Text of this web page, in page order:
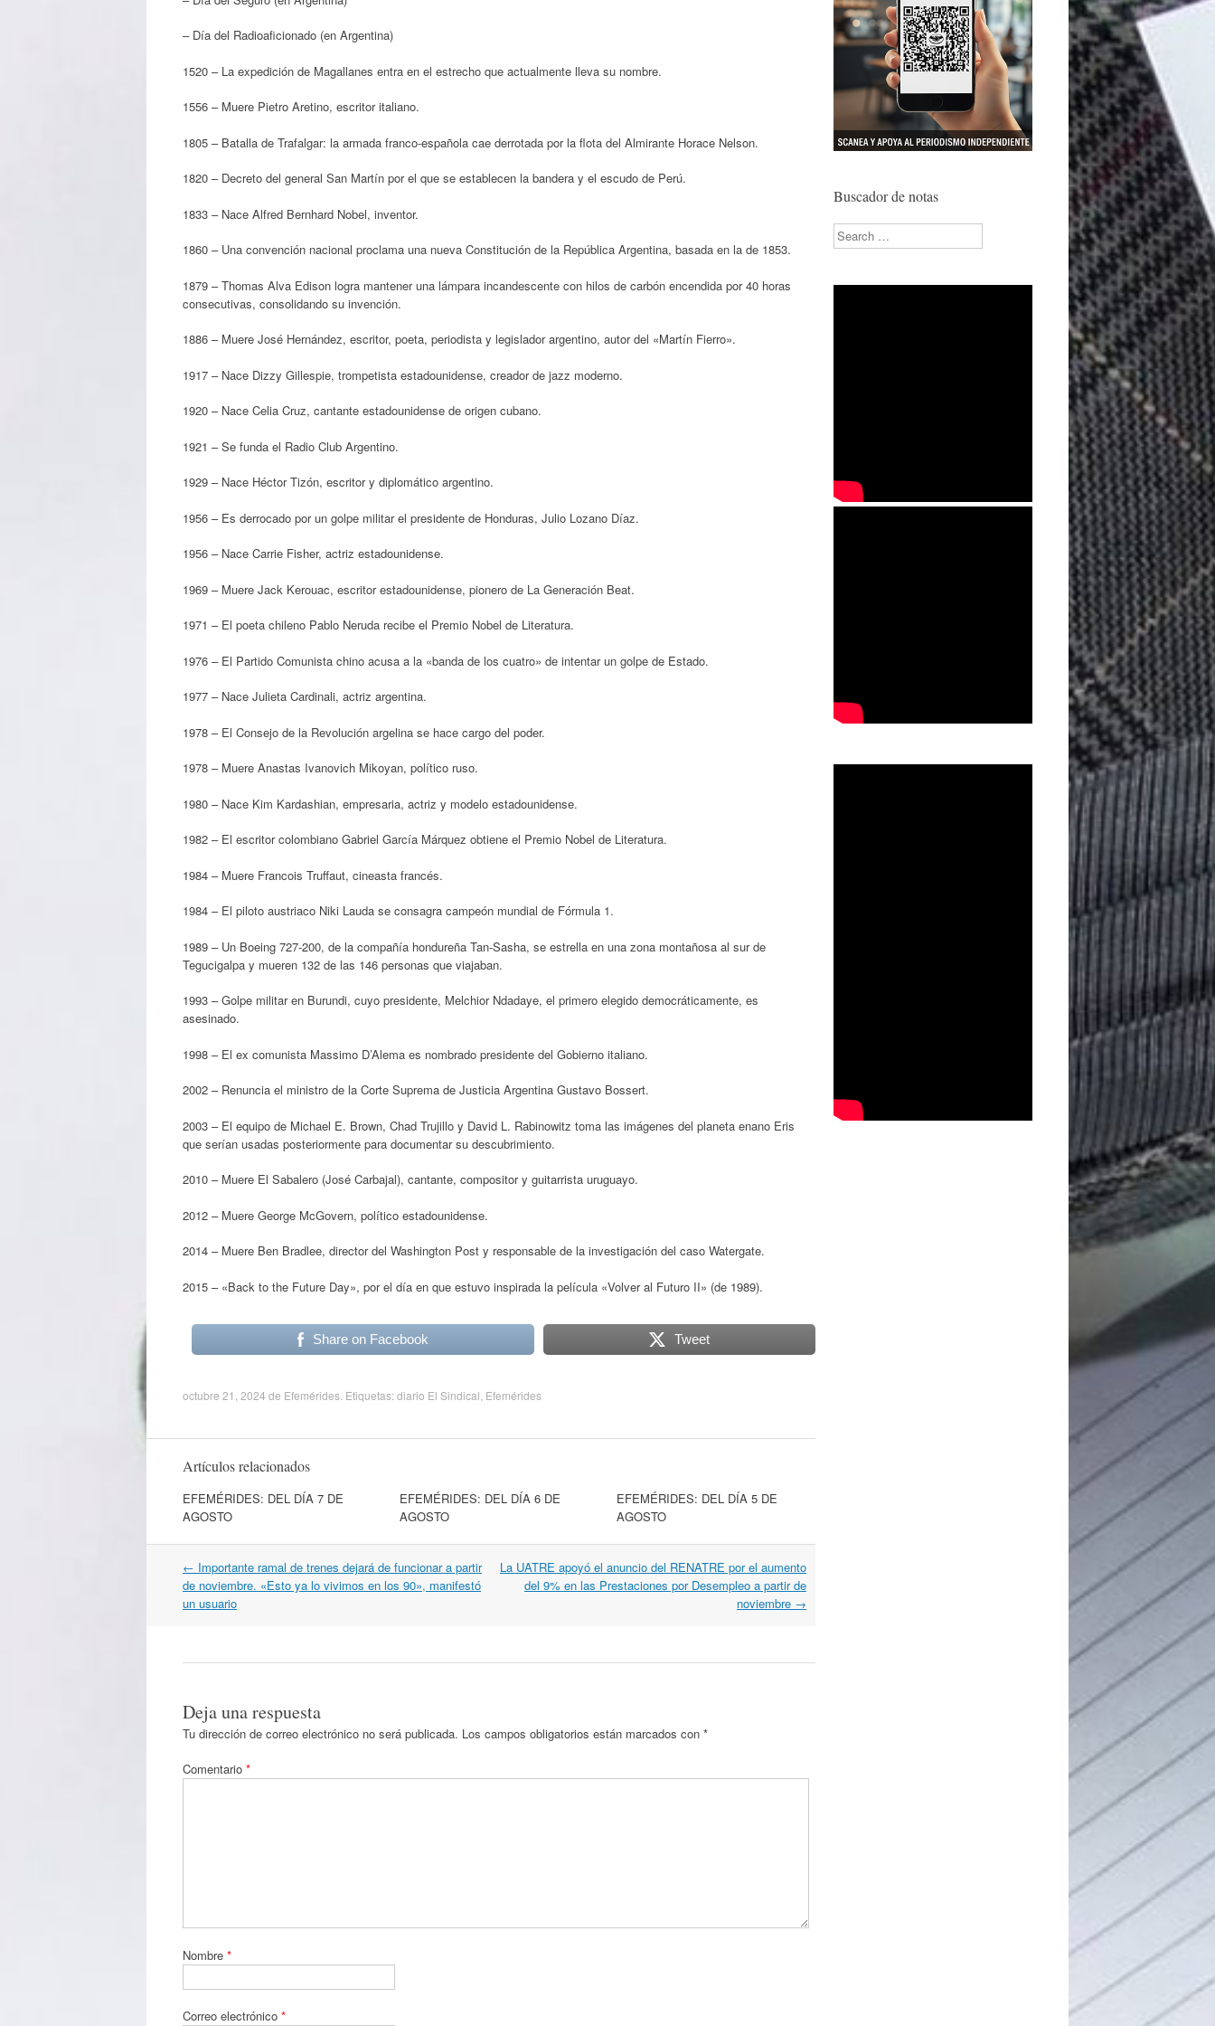
– Día del Radioaficionado (en Argentina)
1520 – La expedición de Magallanes entra en el estrecho que actualmente lleva su nombre.
1556 – Muere Pietro Aretino, escritor italiano.
1805 – Batalla de Trafalgar: la armada franco-española cae derrotada por la flota del Almirante Horace Nelson.
1820 – Decreto del general San Martín por el que se establecen la bandera y el escudo de Perú.
1833 – Nace Alfred Bernhard Nobel, inventor.
1860 – Una convención nacional proclama una nueva Constitución de la República Argentina, basada en la de 1853.
1879 – Thomas Alva Edison logra mantener una lámpara incandescente con hilos de carbón encendida por 40 horas
consecutivas, consolidando su invención.
1886 – Muere José Hernández, escritor, poeta, periodista y legislador argentino, autor del «Martín Fierro».
1917 – Nace Dizzy Gillespie, trompetista estadounidense, creador de jazz moderno.
1920 – Nace Celia Cruz, cantante estadounidense de origen cubano.
1921 – Se funda el Radio Club Argentino.
1929 – Nace Héctor Tizón, escritor y diplomático argentino.
1956 – Es derrocado por un golpe militar el presidente de Honduras, Julio Lozano Díaz.
1956 – Nace Carrie Fisher, actriz estadounidense.
1969 – Muere Jack Kerouac, escritor estadounidense, pionero de La Generación Beat.
1971 – El poeta chileno Pablo Neruda recibe el Premio Nobel de Literatura.
1976 – El Partido Comunista chino acusa a la «banda de los cuatro» de intentar un golpe de Estado.
1977 – Nace Julieta Cardinali, actriz argentina.
1978 – El Consejo de la Revolución argelina se hace cargo del poder.
1978 – Muere Anastas Ivanovich Mikoyan, político ruso.
1980 – Nace Kim Kardashian, empresaria, actriz y modelo estadounidense.
1982 – El escritor colombiano Gabriel García Márquez obtiene el Premio Nobel de Literatura.
1984 – Muere Francois Truffaut, cineasta francés.
1984 – El piloto austriaco Niki Lauda se consagra campeón mundial de Fórmula 1.
1989 – Un Boeing 727-200, de la compañía hondureña Tan-Sasha, se estrella en una zona montañosa al sur de
Tegucigalpa y mueren 132 de las 146 personas que viajaban.
1993 – Golpe militar en Burundi, cuyo presidente, Melchior Ndadaye, el primero elegido democráticamente, es
asesinado.
1998 – El ex comunista Massimo D’Alema es nombrado presidente del Gobierno italiano.
2002 – Renuncia el ministro de la Corte Suprema de Justicia Argentina Gustavo Bossert.
2003 – El equipo de Michael E. Brown, Chad Trujillo y David L. Rabinowitz toma las imágenes del planeta enano Eris
que serían usadas posteriormente para documentar su descubrimiento.
2010 – Muere El Sabalero (José Carbajal), cantante, compositor y guitarrista uruguayo.
2012 – Muere George McGovern, político estadounidense.
2014 – Muere Ben Bradlee, director del Washington Post y responsable de la investigación del caso Watergate.
2015 – «Back to the Future Day», por el día en que estuvo inspirada la película «Volver al Futuro II» (de 1989).
Share on Facebook Tweet
octubre 21, 2024 de Efemérides . Etiquetas:diario El Sindical Efemérides
Artículos relacionados
EFEMÉRIDES: DEL DÍA 7 DE
AGOSTO
EFEMÉRIDES: DEL DÍA 6 DE
AGOSTO
EFEMÉRIDES: DEL DÍA 5 DE
AGOSTO
Navegación
por
artículos
← Importante ramal de trenes dejará de funcionar a partir
de noviembre. «Esto ya lo vivimos en los 90», manifestó
un usuario
La UATRE apoyó el anuncio del RENATRE por el aumento
del 9% en las Prestaciones por Desempleo a partir de
noviembre →
Deja una respuesta
Tu dirección de correo electrónico no será publicada. Los campos obligatorios están marcados con *
Comentario *
Nombre *
Correo electrónico *
Buscador de notas
Search